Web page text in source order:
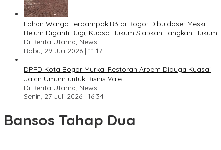
Lahan Warga Terdampak R3 di Bogor Dibuldoser Meski
Belum Diganti Rugi, Kuasa Hukum Siapkan Langkah Hukum
Di Berita Utama, News
Rabu, 29 Juli 2026 | 11:17
DPRD Kota Bogor Murka! Restoran Aroem Diduga Kuasai
Jalan Umum untuk Bisnis Valet
Di Berita Utama, News
Senin, 27 Juli 2026 | 16:34
Bansos Tahap Dua